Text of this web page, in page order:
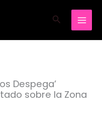
Buscar
Despega’
sobre la Zona